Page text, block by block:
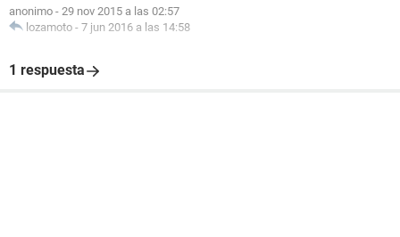
anonimo - 29 nov 2015 a las 02:57
lozamoto - 7 jun 2016 a las 14:58
1 respuesta